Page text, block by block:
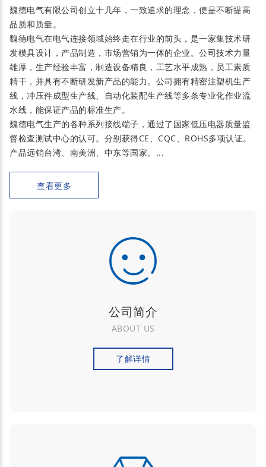
魏德电气有限公司创立十几年，一致追求的理念，便是不断提高
品质和质量。
魏德电气在电气连接领域始终走在行业的前头，是一家集技术研
发模具设计，产品制造，市场营销为一体的企业。公司技术力量
雄厚，生产经验丰富，制造设备精良，工艺水平成熟，员工素质
精干，并具有不断研发新产品的能力。公司拥有精密注塑机生产
线，冲压件成型生产线、自动化装配生产线等多条专业化作业流
水线，能保证产品的标准生产。
魏德电气生产的各种系列接线端子，通过了国家低压电器质量监
督检查测试中心的认可。分别获得CE、CQC、ROHS多项认证。
产品远销台湾、南美洲、中东等国家。...
查看更多
公司简介
ABOUT US
了解详情